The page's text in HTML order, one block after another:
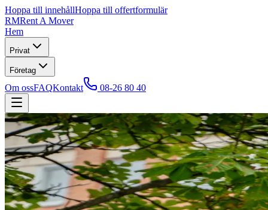
Hoppa till innehållHoppa till offertformulär
RMRent A Mover
Hem
Privat
Företag
Om ossFAQKontakt 08-26 80 40